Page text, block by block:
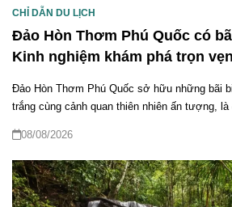
CHỈ DẪN DU LỊCH
Đảo Hòn Thơm Phú Quốc có
Kinh nghiệm khám phá trọn
Đảo Hòn Thơm Phú Quốc sở hữu những bãi
trắng cùng cảnh quan thiên nhiên ấn tượng,
Quốc có bãi biển nào đẹp? Cùng tìm hiểu
kinh nghiệm vui chơi, di chuyển để tận hưởng
08/08/2026